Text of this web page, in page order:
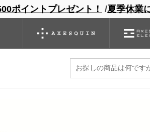
ポイントプレゼント！ /夏季休業
商品一覧 ブランドサイト
パック グローブ シノギング アウト